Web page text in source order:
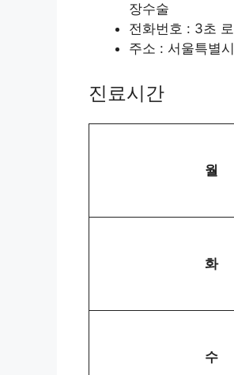
장수술
전화번호 : 3초
주소 : 서울특별
진료시간
월
화
수